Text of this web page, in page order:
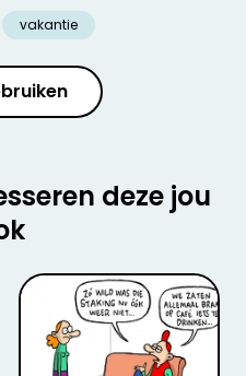
vakantie
deze jou